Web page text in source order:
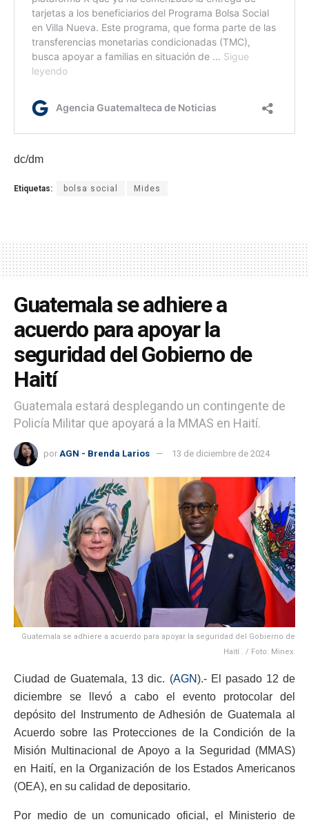
dc/dm
Etiquetas: bolsa social Mides
Guatemala se adhiere a
acuerdo para apoyar la
seguridad del Gobierno de
Haití
Guatemala estará desplegando un contingente de
Policía Militar que apoyará a la MMAS en Haití.
por AGN - Brenda Larios 13 de diciembre de 2024
Guatemala se adhiere a acuerdo para apoyar la seguridad del Gobierno de
Haití . / Foto: Minex.
Ciudad de Guatemala, 13 dic. (AGN).- El pasado 12 de
diciembre se llevó a cabo el evento protocolar del
depósito del Instrumento de Adhesión de Guatemala al
Acuerdo sobre las Protecciones de la Condición de la
Misión Multinacional de Apoyo a la Seguridad (MMAS)
en Haití, en la Organización de los Estados Americanos
(OEA), en su calidad de depositario.
Por medio de un comunicado oficial, el Ministerio de